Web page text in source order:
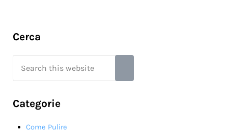
Sidebar
Cerca
Categorie
Come Pulire